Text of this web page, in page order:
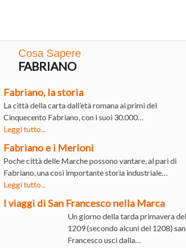
Cosa Sapere
FABRIANO
Fabriano, la storia
La città della carta dall’età romana ai primi del
Cinquecento Fabriano, con i suoi 30.000…
Leggi tutto...
Fabriano e i Merloni
Poche città delle Marche possono vantare, al pari di
Fabriano, una così importante storia industriale…
Leggi tutto...
I viaggi di San Francesco nella Marca
Un giorno della tarda primavera del
1209 (secondo alcuni del 1208) san
Francesco uscì dalla…